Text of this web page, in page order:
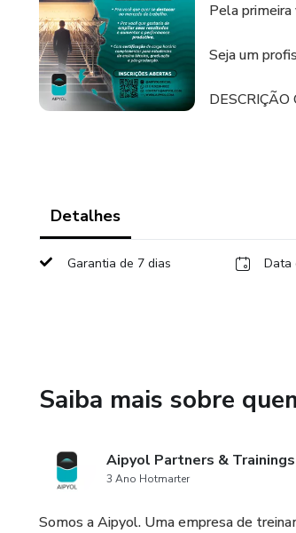
Pela
Seja um
Detalhes
Garantia de 7 dias Data
Saiba mais sobre
Aipyol Partners &
3 Ano Hotmarter
Somos a Aipyol. Uma empresa de